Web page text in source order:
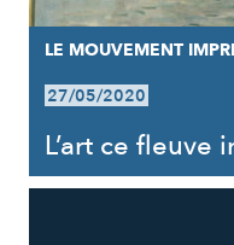
LE MOUVEMENT
27/05/2020
L’art ce fleuve